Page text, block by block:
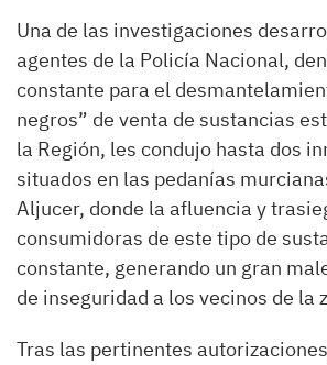
Una de las investigaciones
agentes de la Policía Nacional,
constante para el
negros” de venta de sustancias
la Región, les condujo hasta dos
situados en las pedanías
Aljucer, donde la afluencia y
consumidoras de este tipo de
constante, generando un gran
de inseguridad a los vecinos de la
Tras las pertinentes